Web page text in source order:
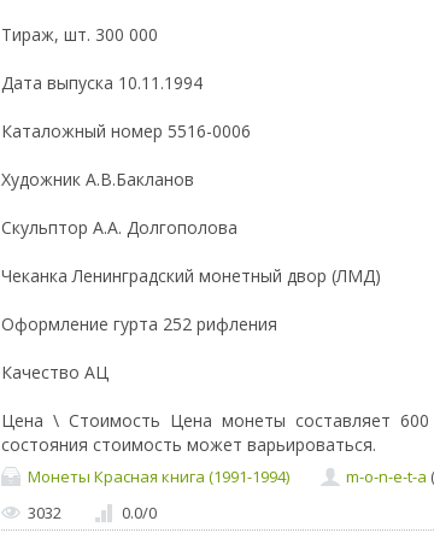
Тираж, шт. 300 000
Дата выпуска 10.11.1994
Каталожный номер 5516-0006
Художник А.В.Бакланов
Скульптор А.А. Долгополова
Чеканка Ленинградский монетный двор (ЛМД)
Оформление гурта 252 рифления
Качество АЦ
Цена \ Стоимость Цена монеты составляет
состояния стоимость может варьироваться.
Монеты Красная книга (1991-1994) m-o-n-e-t-a
3032
0.0/0